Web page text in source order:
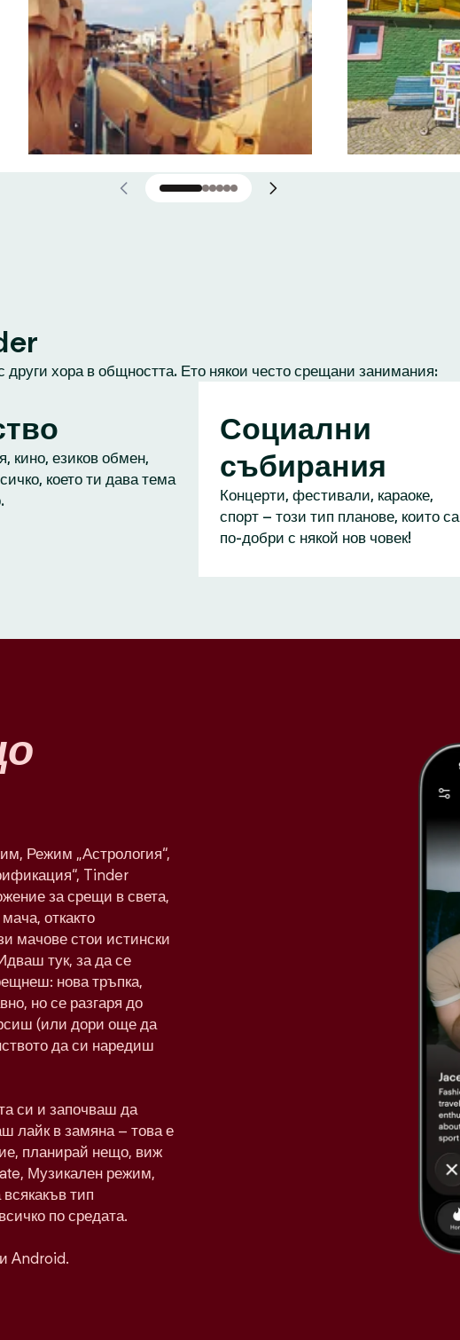
хора в общността. Ето някои често срещани занимания:
кино, езиков обмен,
което ти дава тема
Социални
събирания
Концерти, фестивали, караоке,
спорт – този тип планове, които са
по-добри с някой нов човек!
Режим „Астрология“,
Tinder
за срещи в света,
откакто
мачове стои истински
тук, за да се
нова тръпка,
но се разгаря до
(или дори още да
да си наредиш
си и започваш да
лайк в замяна – това е
планирай нещо, виж
Музикален режим,
тип
по средата.
Android.